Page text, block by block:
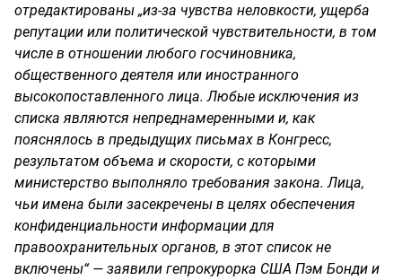
отредактированы „из-за чувства неловкости, ущерба
репутации или политической чувствительности, в том
числе в отношении любого госчиновника,
общественного деятеля или иностранного
высокопоставленного лица. Любые исключения из
списка являются непреднамеренными и, как
пояснялось в предыдущих письмах в Конгресс,
результатом объема и скорости, с которыми
министерство выполняло требования закона. Лица,
чьи имена были засекречены в целях обеспечения
конфиденциальности информации для
правоохранительных органов, в этот список не
включены“ — заявили гепрокурорка США Пэм Бонди и